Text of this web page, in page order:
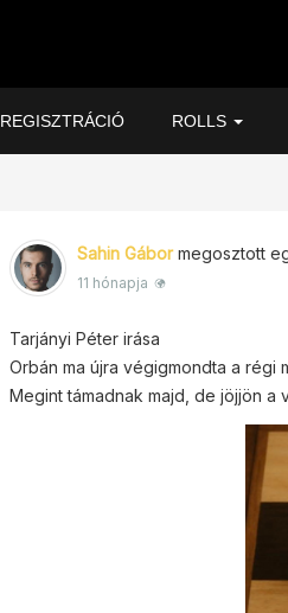
REGISZTRÁCIÓ ROLLS
Sahin Gábormegosztott
11 hónapja
Tarjányi Péter irása
Orbán ma újra végigmondta a régi
Megint támadnak majd, de jöjjön a